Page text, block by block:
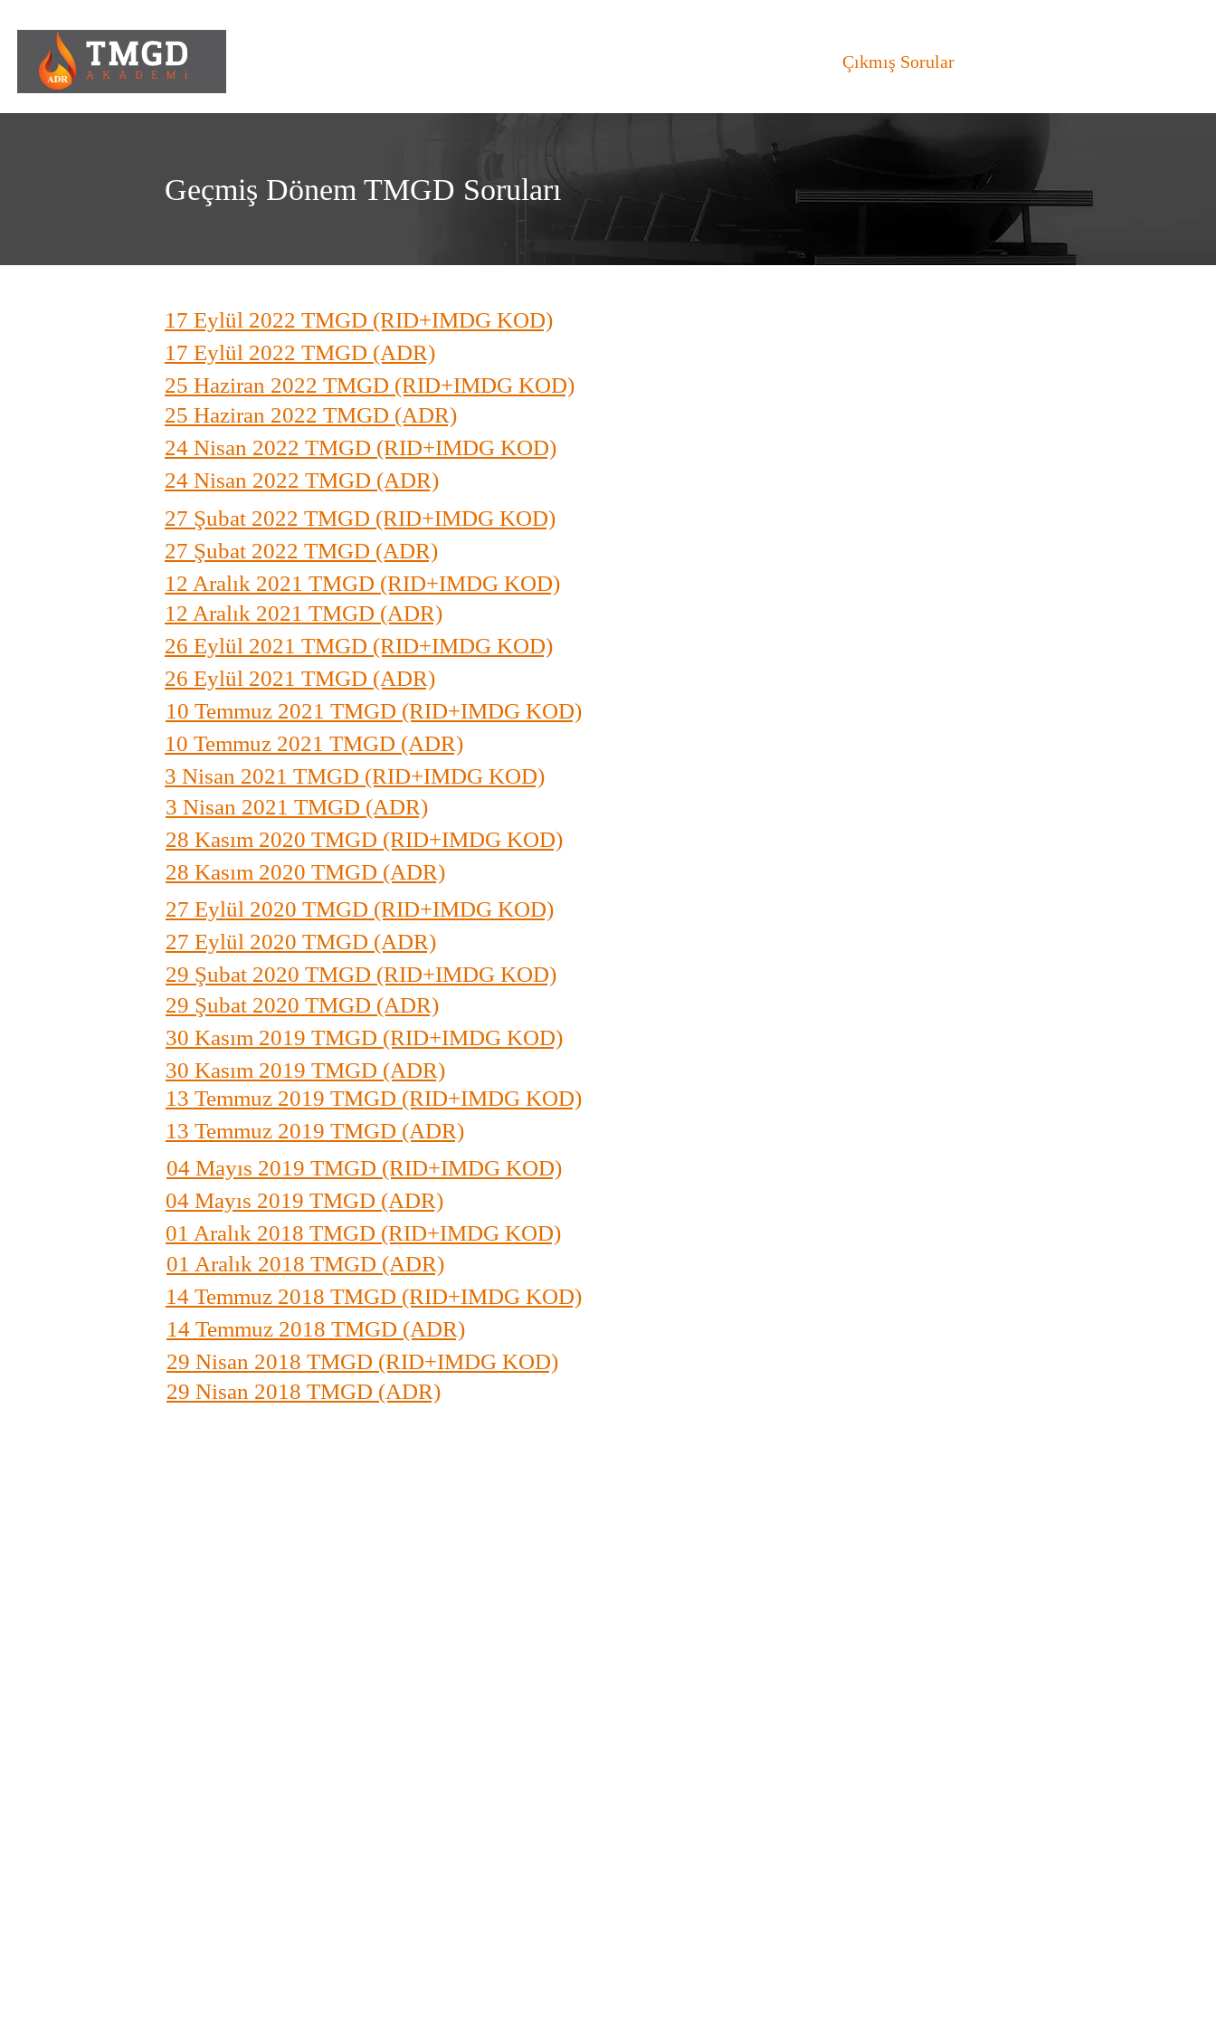
Çıkmış Sorular
Geçmiş Dönem TMGD Soruları
17 Eylül 2022 TMGD (RID+IMDG KOD)
17 Eylül 2022 TMGD (ADR)
25 Haziran 2022 TMGD (RID+IMDG KOD)
25 Haziran 2022 TMGD (ADR)
24 Nisan 2022 TMGD (RID+IMDG KOD)
24 Nisan 2022 TMGD (ADR)
27 Şubat 2022 TMGD (RID+IMDG KOD)
27 Şubat 2022 TMGD (ADR)
12 Aralık 2021 TMGD (RID+IMDG KOD)
12 Aralık 2021 TMGD (ADR)
26 Eylül 2021 TMGD (RID+IMDG KOD)
26 Eylül 2021 TMGD (ADR)
10 Temmuz 2021 TMGD (RID+IMDG KOD)
10 Temmuz 2021 TMGD (ADR)
3 Nisan 2021 TMGD (RID+IMDG KOD)
3 Nisan 2021 TMGD (ADR)
28 Kasım 2020 TMGD (RID+IMDG KOD)
28 Kasım 2020 TMGD (ADR)
27 Eylül 2020 TMGD (RID+IMDG KOD)
27 Eylül 2020 TMGD (ADR)
29 Şubat 2020 TMGD (RID+IMDG KOD)
29 Şubat 2020 TMGD (ADR)
30 Kasım 2019 TMGD (RID+IMDG KOD)
30 Kasım 2019 TMGD (ADR)
13 Temmuz 2019 TMGD (RID+IMDG KOD)
13 Temmuz 2019 TMGD (ADR)
04 Mayıs 2019 TMGD (RID+IMDG KOD)
04 Mayıs 2019 TMGD (ADR)
01 Aralık 2018 TMGD (RID+IMDG KOD)
01 Aralık 2018 TMGD (ADR)
14 Temmuz 2018 TMGD (RID+IMDG KOD)
14 Temmuz 2018 TMGD (ADR)
29 Nisan 2018 TMGD (RID+IMDG KOD)
29 Nisan 2018 TMGD (ADR)